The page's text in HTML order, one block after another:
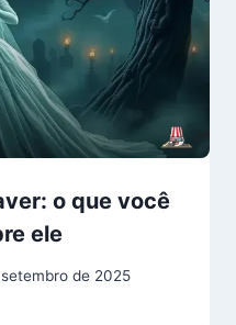
o que você
ele
de 2025